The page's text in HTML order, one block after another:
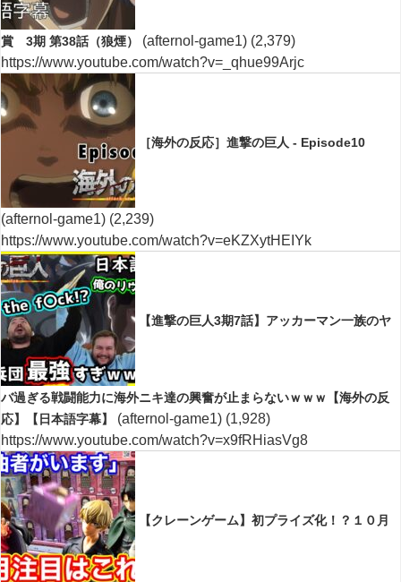
賞 3期 第38話（狼煙） (afternol-game1) (2,379)
https://www.youtube.com/watch?v=_qhue99Arjc
［海外の反応］進撃の巨人 - Episode10
(afternol-game1) (2,239)
https://www.youtube.com/watch?v=eKZXytHEIYk
【進撃の巨人3期7話】アッカーマン一族のヤ
バ過ぎる戦闘能力に海外ニキ達の興奮が止まらないｗｗｗ【海外の反
応】【日本語字幕】
(afternol-game1) (1,928)
https://www.youtube.com/watch?v=x9fRHiasVg8
【クレーンゲーム】初プライズ化！？１０月